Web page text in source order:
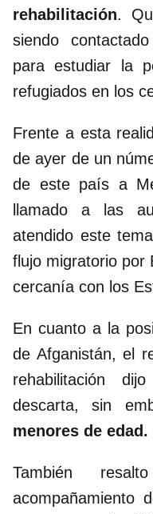
rehabilitación.
siendo
para estudiar la
refugiados en los
Frente a esta
de ayer de un
de este país a
llamado a las
atendido este
flujo migratorio por
cercanía con los
En cuanto a la
de Afganistán, el
rehabilitación
descarta, sin
menores de edad.
También
acompañamiento